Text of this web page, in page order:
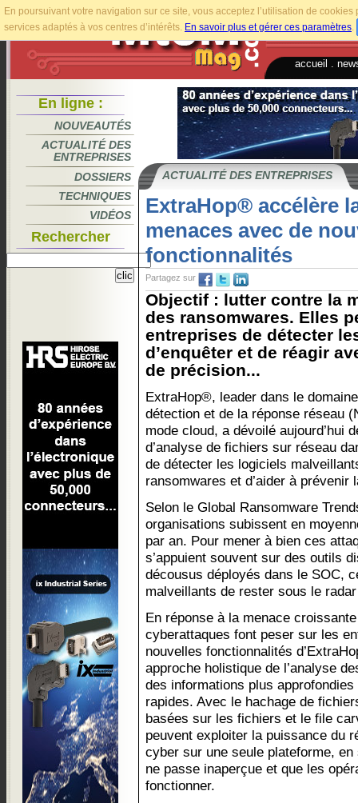
En poursuivant votre navigation sur ce site, vous acceptez l’utilisation de
services adaptés à vos centres d’intérêts. En savoir plus et gérer ces paramètres.
accueil
En ligne :
NOUVEAUTÉS
ACTUALITÉ DES
ENTREPRISES
DOSSIERS
TECHNIQUES
VIDÉOS
Rechercher
ACTUALITÉ DES ENTREPRISES
ExtraHop® accélère
menaces avec de
fonctionnalités
Partagez sur
Objectif : lutter contre la
des ransomwares. Elles
entreprises de détecter
d’enquêter et de réagir
de précision...
ExtraHop®, leader dans le
détection et de la réponse réseau
mode cloud, a dévoilé aujourd’hui
d’analyse de fichiers sur réseau
de détecter les logiciels
ransomwares et d’aider à prévenir
Selon le Global Ransomware
organisations subissent en
par an. Pour mener à bien ces
s’appuient souvent sur des outils
décousus déployés dans le SOC,
malveillants de rester sous le
En réponse à la menace
cyberattaques font peser sur les
nouvelles fonctionnalités
approche holistique de l’analyse
des informations plus
rapides. Avec le hachage de
basées sur les fichiers et le file
peuvent exploiter la puissance du
cyber sur une seule plateforme, en
ne passe inaperçue et que les
fonctionner.